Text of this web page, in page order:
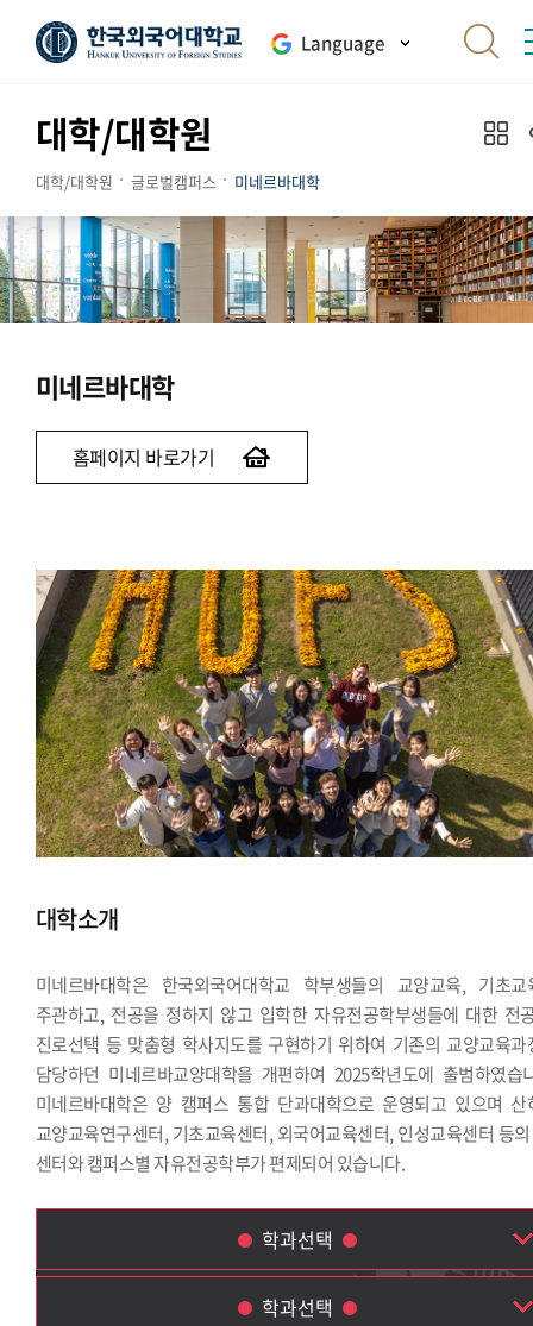
Language
대학/대학원
대학/대학원 글로벌캠퍼스 미네르바대학
미네르바대학
홈페이지 바로가기
대학소개
미네르바대학은 한국외국어대학교 학부생들의 교양교육, 기초교
주관하고, 전공을 정하지 않고 입학한 자유전공학부생들에 대한 전
진로선택 등 맞춤형 학사지도를 구현하기 위하여 기존의 교양교육과
담당하던 미네르바교양대학을 개편하여 2025학년도에 출범하였습
미네르바대학은 양 캠퍼스 통합 단과대학으로 운영되고 있으며 산
교양교육연구센터, 기초교육센터, 외국어교육센터, 인성교육센터 등
센터와 캠퍼스별 자유전공학부가 편제되어 있습니다.
학과선택
학과선택